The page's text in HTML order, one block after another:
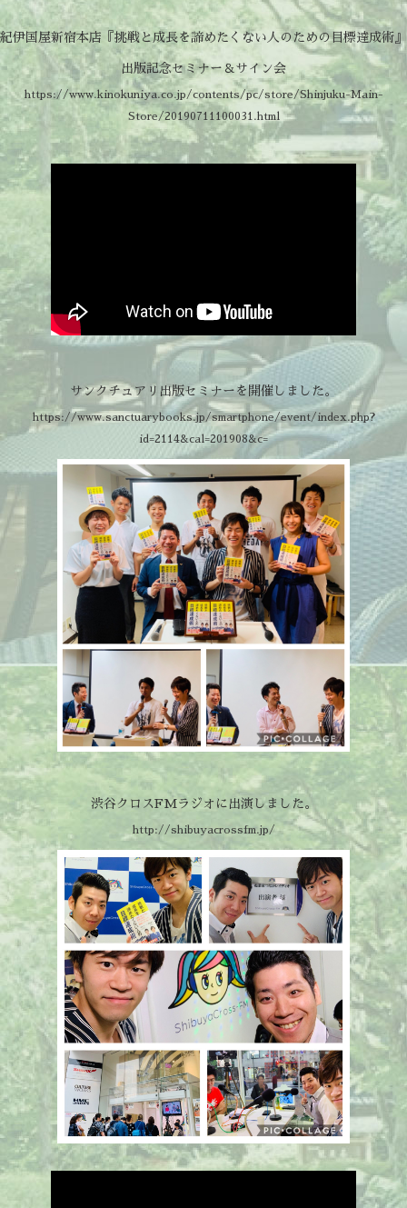
紀伊国屋新宿本店『挑戦と成長を諦めたくない人のための目標達成術』
出版記念セミナー＆サイン会
https://www.kinokuniya.co.jp/contents/pc/store/Shinjuku-Main-
Store/20190711100031.html
サンクチュアリ出版セミナーを開催しました。
https://www.sanctuarybooks.jp/smartphone/event/index.php?
id=2114&cal=201908&c=
渋谷クロスFMラジオに出演しました。
http://shibuyacrossfm.jp/